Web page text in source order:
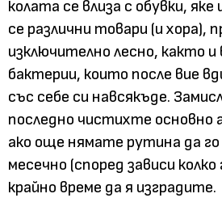
колата се влиза с обувки,
се различни товари (и хора),
изключително лесно, както и
бактерии, които после вие
със себе си навсякъде.
последно чистихте основно
ако още нямате рутина да
месечно (според зависи
крайно време да я изградите.